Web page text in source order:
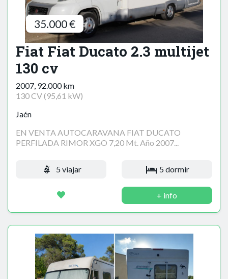
35.000 €
Fiat Fiat Ducato 2.3 multijet
130 cv
2007, 92.000 km
130 CV (95,61 kW)
Jaén
EN VENTA AUTOCARAVANA FIAT DUCATO
PERFILADA RIMOR XGO 7,20 Mt. Año 2007...
5 viajar 5 dormir
+ info